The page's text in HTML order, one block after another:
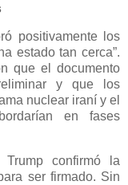
positivamente los
estado tan cerca”.
que el documento
y que los
nuclear iraní y el
en fases
confirmó la
ser firmado. Sin